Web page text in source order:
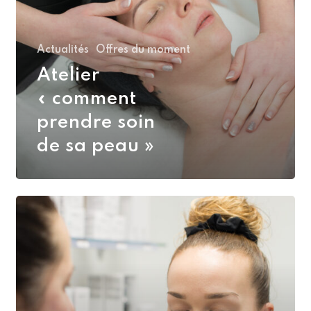
sa
peau »
Actualités Offres du moment
Atelier
« comment
prendre soin
de sa peau »
Atelier
Maquillage